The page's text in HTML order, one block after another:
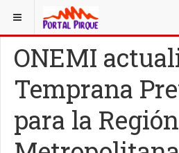
ESTÁ AQUÍ: NOTICIAS
ONEMI
Temprana
para la Región